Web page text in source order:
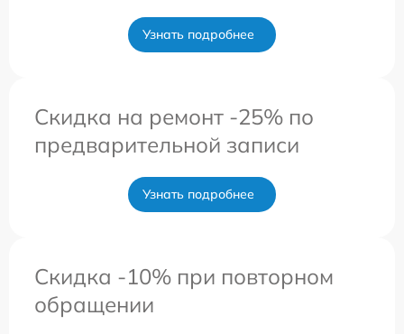
Узнать подробнее
Скидка на ремонт -25% по
предварительной записи
Узнать подробнее
Скидка -10% при повторном
обращении